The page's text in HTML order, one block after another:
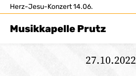
Herz-Jesu-Konzert 14.06.
Musikkapelle Prutz
27.10.2022